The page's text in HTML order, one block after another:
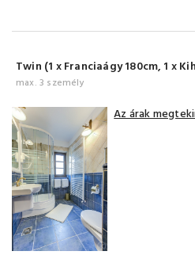
Twin (1 x Franciaágy 180cm, 1 x
max. 3 személy
Az árak